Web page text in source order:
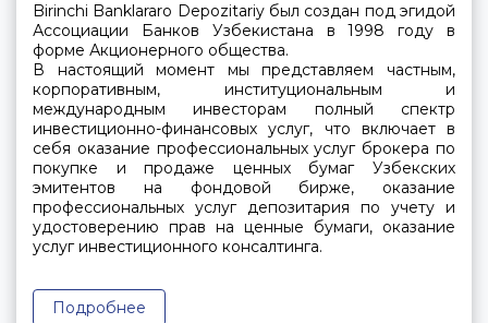
Birinchi Banklararo Depozitariy был создан под эгидой
Ассоциации Банков Узбекистана в 1998 году в
форме Акционерного общества.
В настоящий момент мы представляем частным,
корпоративным, институциональным и
международным инвесторам полный спектр
инвестиционно-финансовых услуг, что включает в
себя оказание профессиональных услуг брокера по
покупке и продаже ценных бумаг Узбекских
эмитентов на фондовой бирже, оказание
профессиональных услуг депозитария по учету и
удостоверению прав на ценные бумаги, оказание
услуг инвестиционного консалтинга.
Подробнее